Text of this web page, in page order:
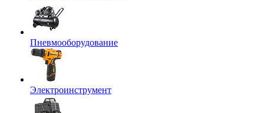
Пневмооборудование
Электроинструмент